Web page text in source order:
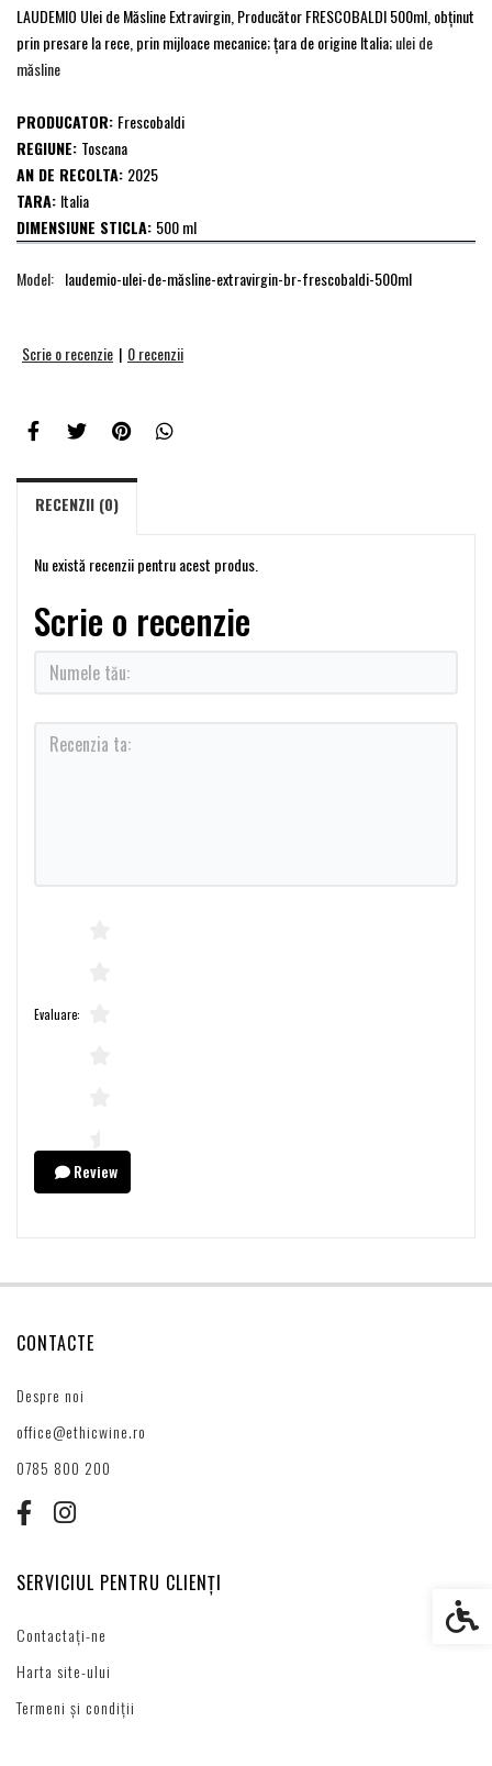
LAUDEMIO Ulei de Măsline Extravirgin, Producător FRESCOBALDI 500ml, obţinut
prin presare la rece, prin mijloace mecanice; ţara de origine Italia;ulei de
măsline
PRODUCATOR: Frescobaldi
REGIUNE: Toscana
AN DE RECOLTA: 2025
TARA: Italia
DIMENSIUNE STICLA: 500 ml
Model: laudemio-ulei-de-măsline-extravirgin-br-frescobaldi-500ml
Scrie o recenzie | 0 recenzii
RECENZII (0)
Nu există recenzii pentru acest produs.
Scrie o recenzie
Evaluare:
Review
CONTACTE
Despre noi
office@ethicwine.ro
0785 800 200
SERVICIUL PENTRU CLIENȚI
Contactați-ne
Harta site-ului
Termeni și condiții
Setări